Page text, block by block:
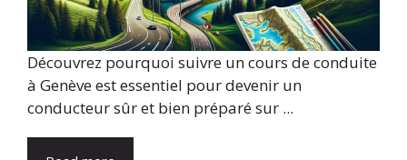
Découvrez pourquoi suivre un cours de conduite
à Genève est essentiel pour devenir un
conducteur sûr et bien préparé sur ...